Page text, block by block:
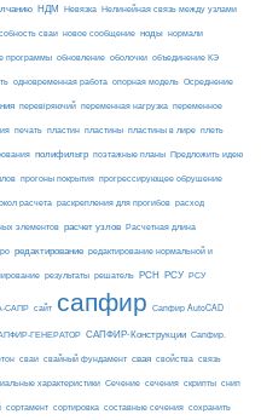
НДМ Невязка Нелинейная связь между узлами
сваи новое сообщение ноды нормали
программы обновление оболочки объединение КЭ
одновременная работа опорная модель Осреднение
перевіряючий переменная нагрузка переменное
печать пластин пластины пластины в лире плеть
полифильтр поэтажные планы Предложить идею
прогоны покрытия прогрессирующее обрушение
расчета раскрепления для прогибов расход
элементов расчет узлов Расчетная длина
редактирование редактирование нормальной и
результаты решатель РСН РСУ РСУ
САПР сайт сапфир Сапфир AutoCAD
ГЕНЕРАТОР САПФИР-Конструкции Сапфир.
сваи свайный фундамент свая свойства связь
характеристики Сечение сечения скрипты снип
сортамент сортировка составные сечения сохранить